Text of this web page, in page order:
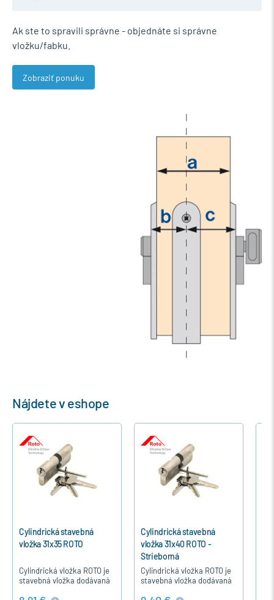
Ak ste to spravili správne - objednáte si správne
vložku/fabku.
Zobraziť ponuku
Nájdete v eshope
Cylindrická stavebná
vložka 31x35 ROTO
Cylindrická vložka ROTO je
stavebná vložka dodávaná
Cylindrická stavebná
vložka 31x40 ROTO -
Strieborná
Cylindrická vložka ROTO je
stavebná vložka dodávaná